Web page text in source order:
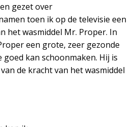
gezet over
toen ik op de televisie een
het wasmiddel Mr. Proper. In
een grote, zeer gezonde
goed kan schoonmaken. Hij is
de kracht van het wasmiddel